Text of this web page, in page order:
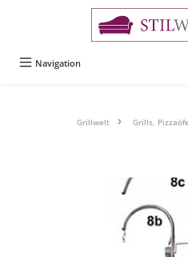
Navigation
Grillwelt Grills,
Bildergalerie überspringen